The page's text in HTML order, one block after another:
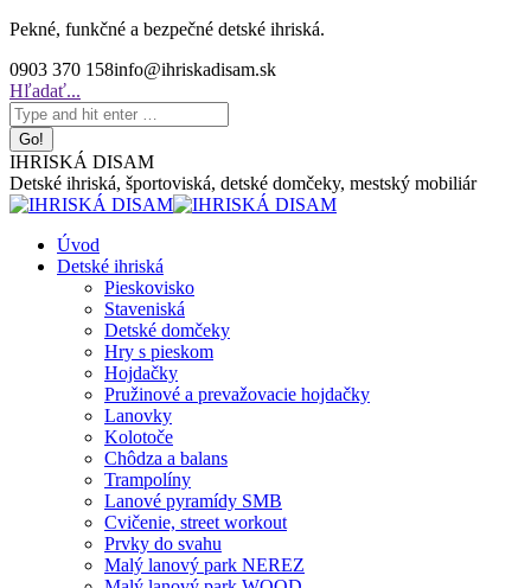
Skip
content
Pekné, funkčné a bezpečné detské ihriská.
0903 370 158info@ihriskadisam.sk
Search:
Hľadať...
IHRISKÁ DISAM
Detské ihriská, športoviská, detské domčeky, mestský mobiliár
Úvod
Detské ihriská
Pieskovisko
Staveniská
Detské domčeky
Hry s pieskom
Hojdačky
Pružinové a prevažovacie hojdačky
Lanovky
Kolotoče
Chôdza a balans
Trampolíny
Lanové pyramídy SMB
Cvičenie, street workout
Prvky do svahu
Malý lanový park NEREZ